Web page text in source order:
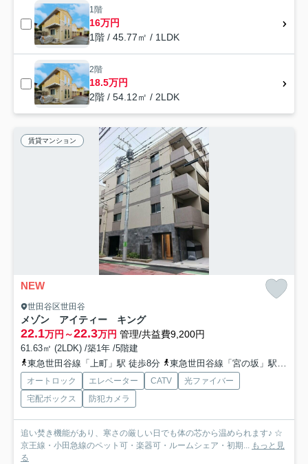
1階
16万円
1階 / 45.77㎡ / 1LDK
2階
18.5万円
2階 / 54.12㎡ / 2LDK
賃貸マンション
NEW
世田谷区世田谷
メゾン アイティー キング
22.1万円～22.3万円 管理/共益費9,200円
61.63㎡ (2LDK) /築1年 /5階建
東急世田谷線「上町」駅 徒歩8分
東急世田谷線「宮の坂」駅 徒歩17分
オートロック エレベーター CATV
光ファイバー
宅配ボックス
防犯カメラ
追い焚き機能があり、寒さの厳しい日でも体の芯から温められます♪ ☆
京王線・小田急線のペット可・楽器可・ルームシェア・初期... もっと見
る